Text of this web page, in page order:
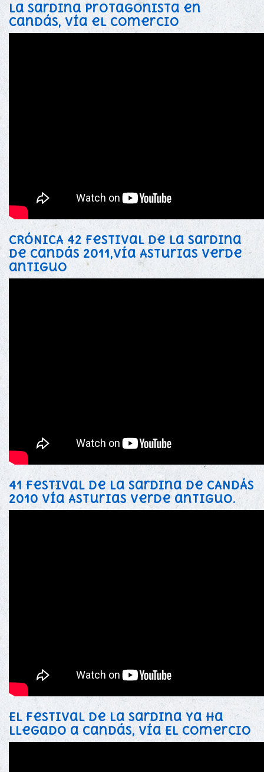
La sardina protagonista en
candás, vía el comercio
CRÓNICA 42 Festival de la Sardina
de Candás 2011,vía Asturias verde
antiguo
41 Festival de la Sardina de CANDÁS
2010 vía Asturias verde antiguo.
El Festival de la Sardina ya ha
llegado a Candás, vía El Comercio